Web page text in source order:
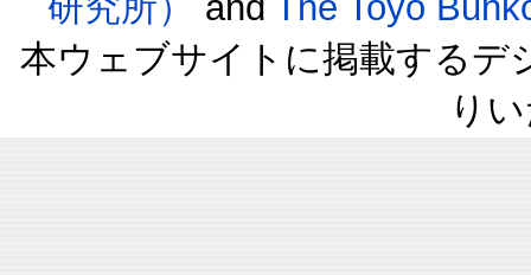
本ウェブサイトに掲載するデ
り